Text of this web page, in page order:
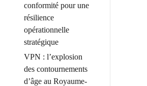
conformité pour une
résilience
opérationnelle
stratégique
VPN : l’explosion
des contournements
d’âge au Royaume-